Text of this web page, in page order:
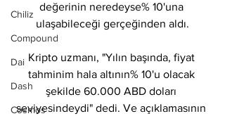
Chiliz
Compound
Dai
Dash
Cosmos
değerinin neredeyse% 10'una
ulaşabileceği gerçeğinden aldı.
Kripto uzmanı, "Yılın başında, fiyat
tahminim hala altının% 10'u olacak
şekilde 60.000 ABD doları
seviyesindeydi" dedi. Ve açıklamasının